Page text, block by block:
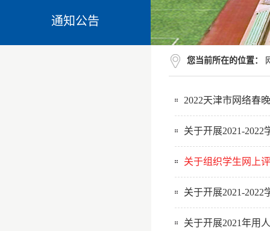
通知公告
您当前所在的位置：
2022天津市网络春
关于开展2021-
关于组织学生网上
关于开展2021-
关于开展2021年用